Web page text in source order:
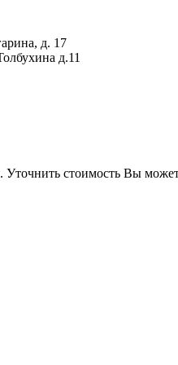
д. 17
д.11
Уточнить стоимость Вы